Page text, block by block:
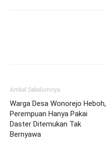
Artikel Sebelumnya
Warga Desa Wonorejo Heboh,
Perempuan Hanya Pakai
Daster Ditemukan Tak
Bernyawa